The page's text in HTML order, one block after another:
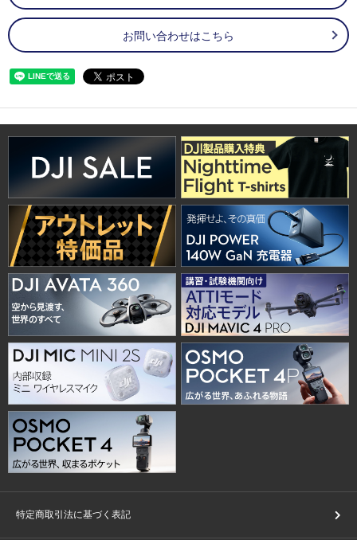
お問い合わせはこちら
特定商取引法に基づく表記